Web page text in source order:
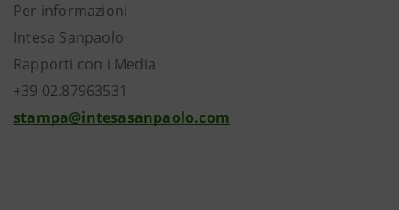
Per informazioni
Intesa Sanpaolo
Rapporti con i Media
+39 02.87963531
stampa@intesasanpaolo.com